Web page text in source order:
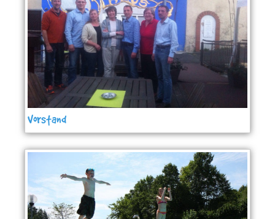
Vorstand